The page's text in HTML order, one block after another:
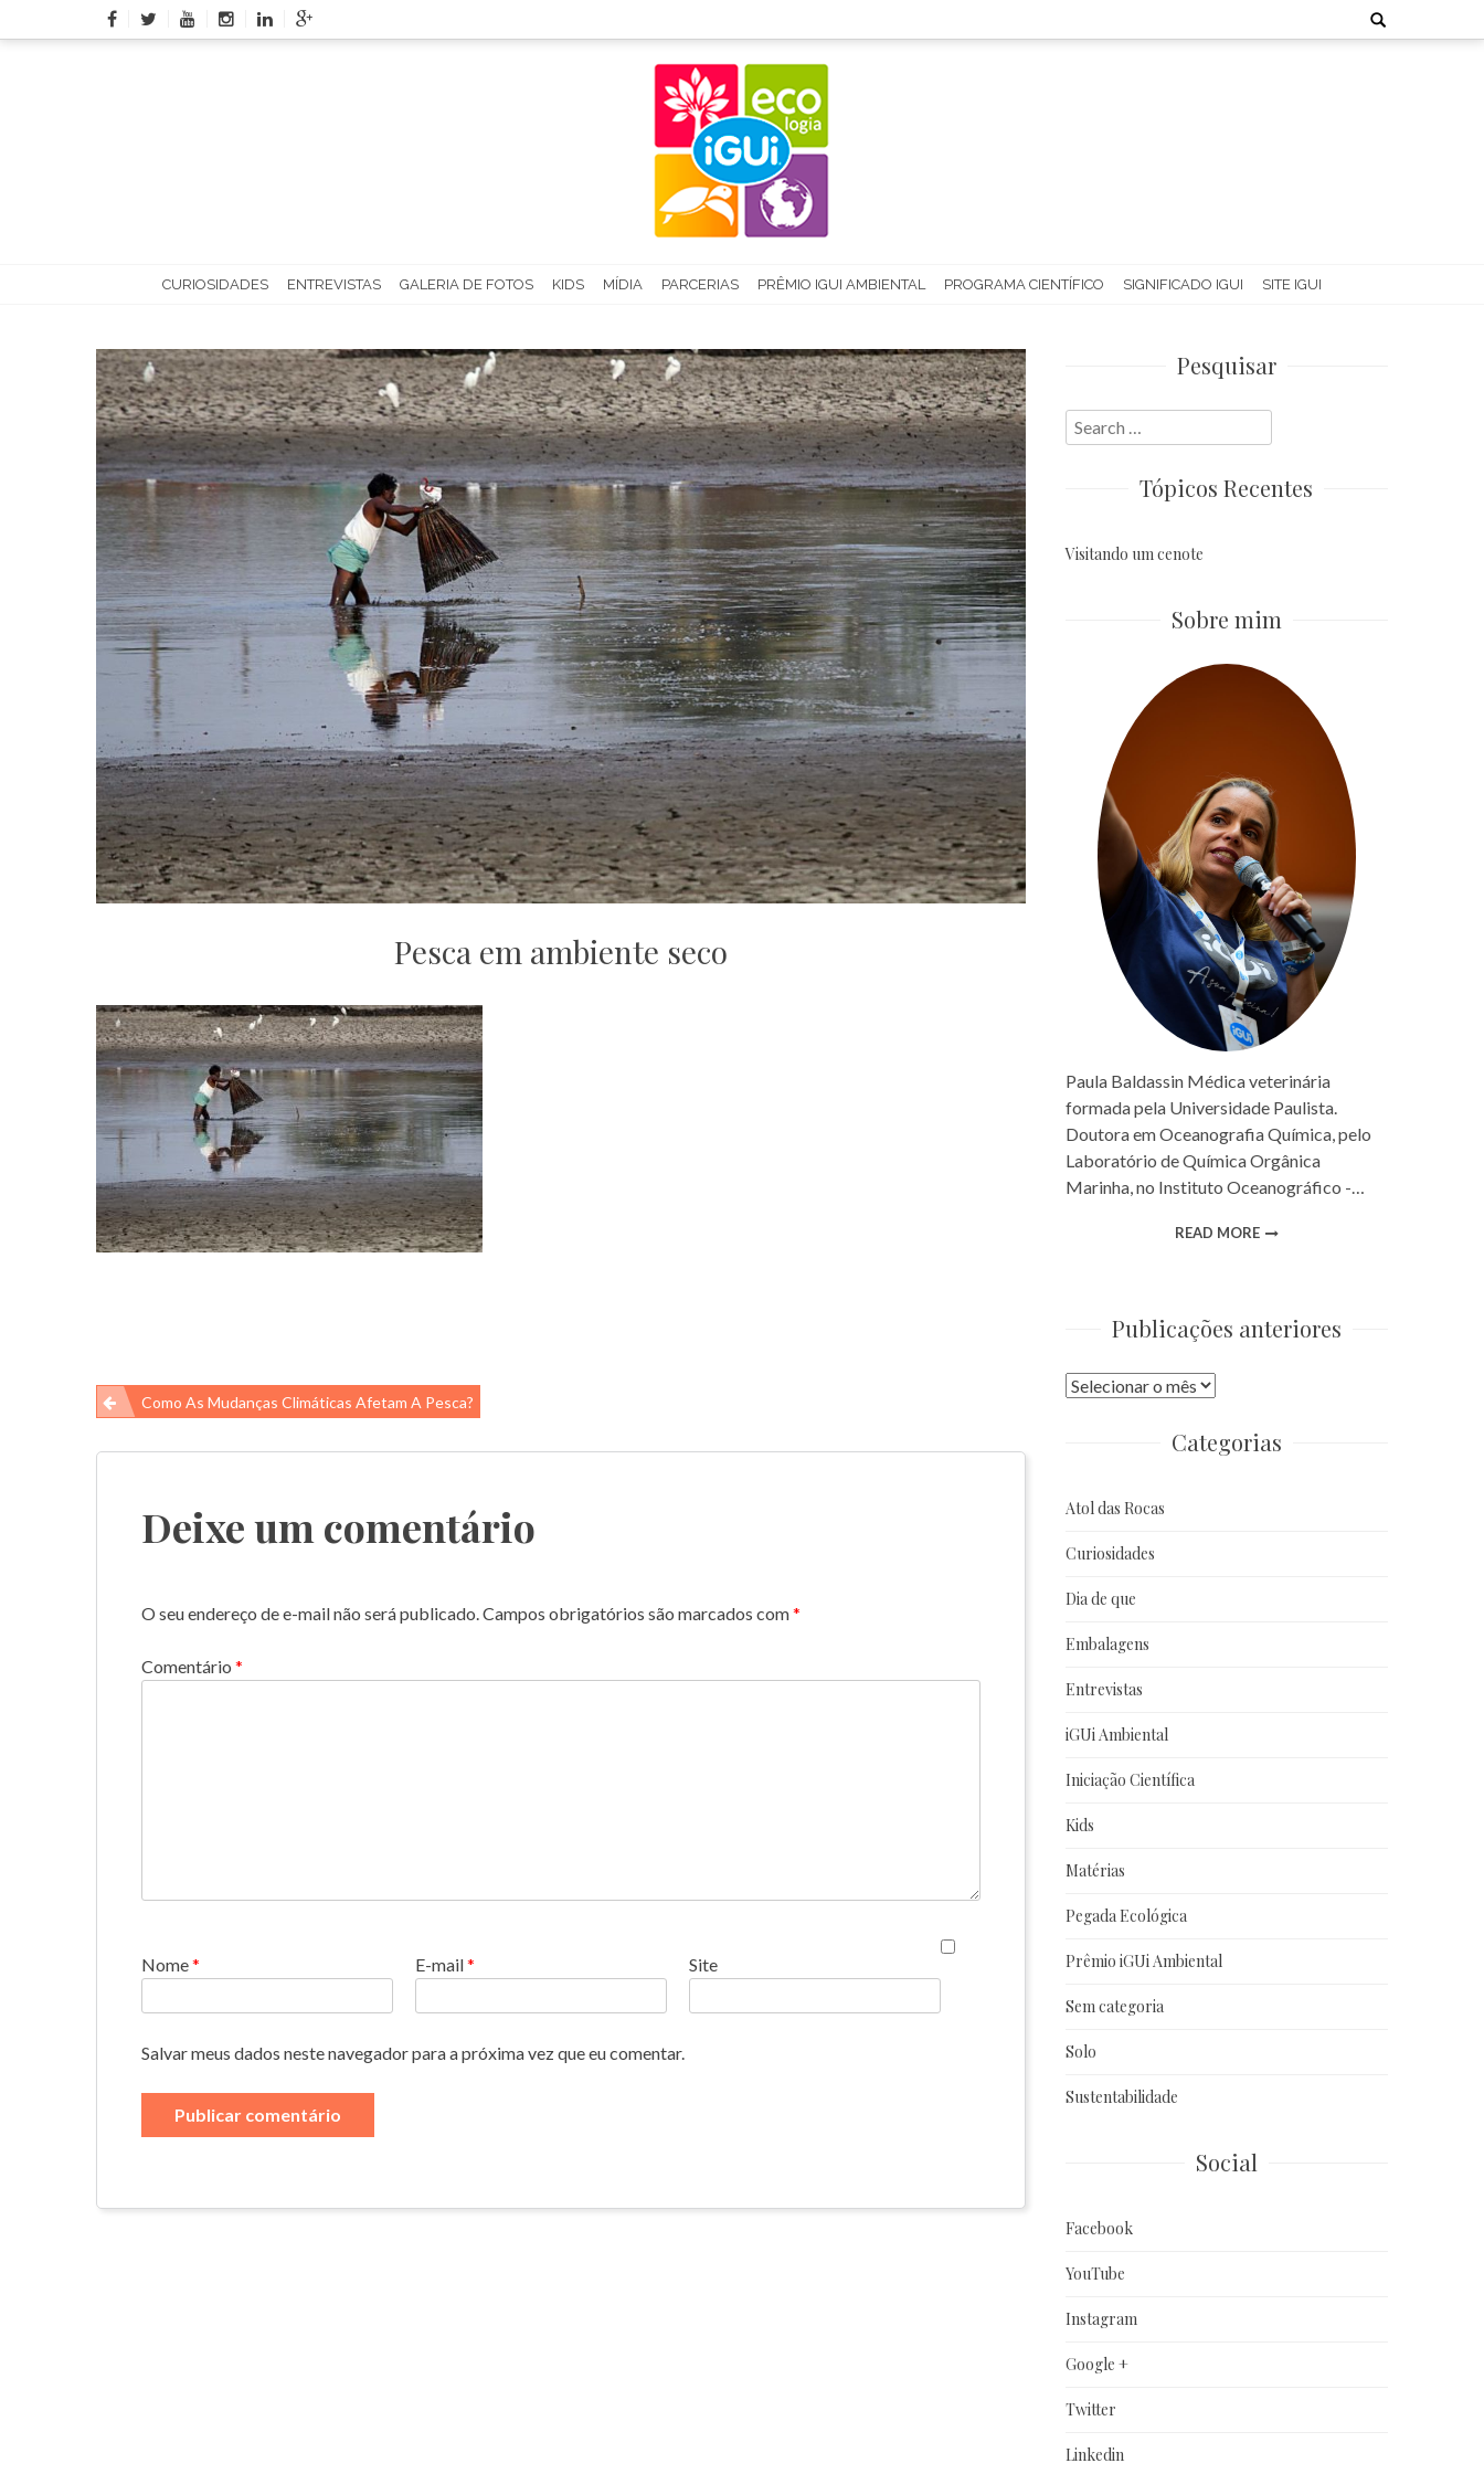
to
Search
for:
CURIOSIDADES ENTREVISTAS GALERIA DE FOTOS KIDS MÍDIA PARCERIAS PRÊMIO IGUI AMBIENTAL PROGRAMA CIENTÍFICO SIGNIFICADO IGUI SITE IGUI
Pesca em ambiente seco
Navegação
de
Como As Mudanças Climáticas Afetam A Pesca?
Deixe um comentário
O seu endereço de e-mail não será publicado.Campos obrigatórios são marcados com*
Comentário *
Nome* E-mail* Site
Salvar meus dados neste navegador para a próxima vez que eu comentar.
Pesquisar
Search
for:
Tópicos Recentes
Visitando um cenote
Sobre mim
Paula Baldassin Médica veterinária
formada pela Universidade Paulista.
Doutora em Oceanografia Química, pelo
Laboratório de Química Orgânica
Marinha, no Instituto Oceanográfico -…
READ MORE
Publicações anteriores
Publicações
Categorias
Atol das Rocas
Curiosidades
Dia de que
Embalagens
Entrevistas
iGUi Ambiental
Iniciação Científica
Kids
Matérias
Pegada Ecológica
Prêmio iGUi Ambiental
Sem categoria
Solo
Sustentabilidade
Social
Facebook
YouTube
Instagram
Google +
Twitter
Linkedin